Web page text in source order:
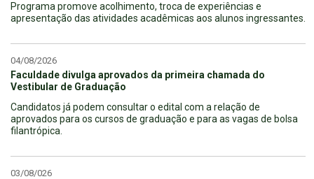
Programa promove acolhimento, troca de experiências e
apresentação das atividades acadêmicas aos alunos ingressantes.
04/08/2026
Faculdade divulga aprovados da primeira chamada do
Vestibular de Graduação
Candidatos já podem consultar o edital com a relação de
aprovados para os cursos de graduação e para as vagas de bolsa
filantrópica.
03/08/026